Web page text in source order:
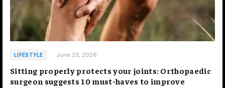
LIFESTYLE June 23, 2026
Sitting properly protects your joints: Orthopaedic
surgeon suggests 10 must-haves to improve